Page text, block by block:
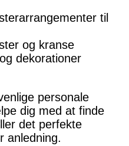
til
og kranse
dekorationer
personale
dig med at finde
det perfekte
anledning.